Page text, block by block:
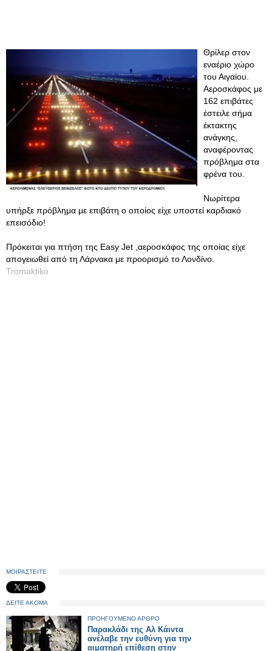
Θρίλερ στον
εναέριο χώρο
του Αιγαίου.
Αεροσκάφος με
162 επιβάτες
έστειλε σήμα
έκτακτης
ανάγκης,
αναφέροντας
πρόβλημα στα
φρένα του.
Νωρίτερα
υπήρξε πρόβλημα με επιβάτη ο οποίος είχε υποστεί καρδιακό
επεισόδιο!
Πρόκειται για πτήση της Easy Jet ,αεροσκάφος της οποίας είχε
απογειωθεί από τη Λάρνακα με προορισμό το Λονδίνο.
Tromaktiko
ΜΟΙΡΑΣΤΕΙΤΕ
ΔΕΙΤΕ ΑΚΟΜΑ
ΠΡΟΗΓΟΥΜΕΝΟ ΑΡΘΡΟ
Παρακλάδι της Αλ Κάιντα
ανέλαβε την ευθύνη για την
αιματηρή επίθεση στην